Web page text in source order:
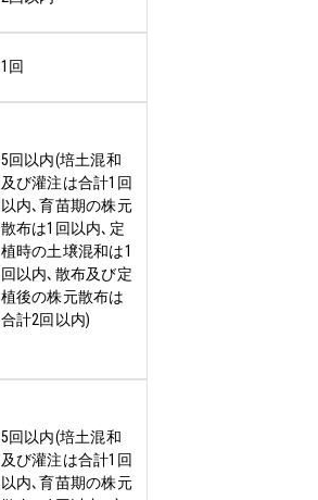
1回
5回以内(培土混和
及び灌注は合計1回
以内､育苗期の株元
散布は1回以内､定
植時の土壌混和は1
回以内､散布及び定
植後の株元散布は
合計2回以内)
5回以内(培土混和
及び灌注は合計1回
以内､育苗期の株元